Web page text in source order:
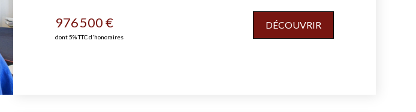
976 500 €
dont 5% TTC d'honoraires
DÉCOUVRIR